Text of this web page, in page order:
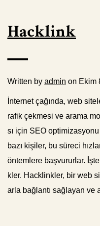
Hacklink
Written by admin on Ekim
İnternet çağında, web
rafik çekmesi ve arama
sı için SEO
bazı kişiler, bu süreci
öntemlere başvururlar.
kler. Hacklinkler, bir web
arla bağlantı sağlayan ve